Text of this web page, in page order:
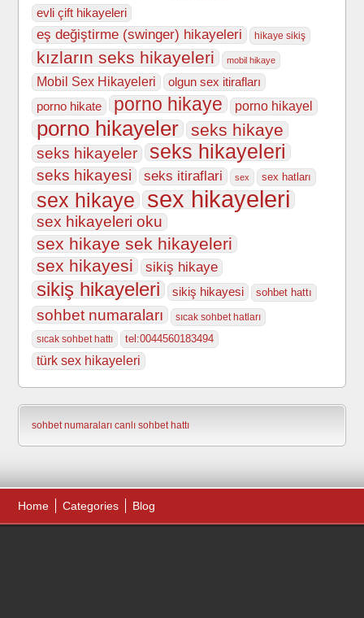
evli çift hikayeleri
eş değiştirme (swinger) hikayeleri hikaye sikiş
kızların seks hikayeleri mobil hikaye
Mobil Sex Hikayeleri
olgun sex itirafları
porno hikate
porno hikaye porno hikayel
porno hikayeler seks hikaye
seks hikayeler seks hikayeleri
seks hikayesi seks itiraflari sex sex hatları
sex hikaye sex hikayeleri
sex hikayeleri oku
sex hikaye sek hikayeleri
sex hikayesi
sikiş hikaye
sikiş hikayeleri sikiş hikayesi sohbet hattı
sohbet numaraları
sıcak sohbet hatları
sıcak sohbet hattı
tel:0044560183494
türk sex hikayeleri
sohbet numaraları canlı sohbet hattı
Home Categories Blog